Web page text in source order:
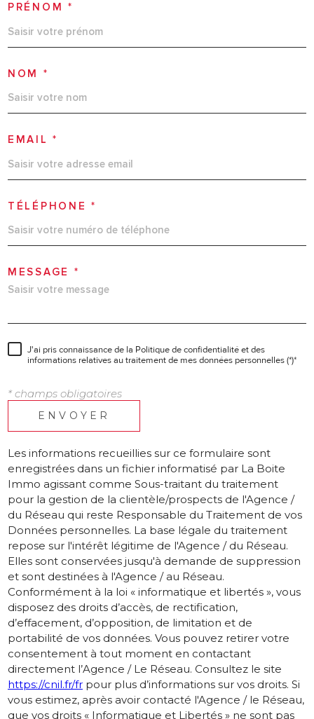
PRÉNOM *
NOM *
EMAIL *
TÉLÉPHONE *
MESSAGE *
J'ai pris connaissance de la Politique de confidentialité et des
informations relatives au traitement de mes données personnelles (*)*
* champs obligatoires
ENVOYER
Les informations recueillies sur ce formulaire sont
enregistrées dans un fichier informatisé par La Boite
Immo agissant comme Sous-traitant du traitement
pour la gestion de la clientèle/prospects de l'Agence /
du Réseau qui reste Responsable du Traitement de vos
Données personnelles. La base légale du traitement
repose sur l'intérêt légitime de l'Agence / du Réseau.
Elles sont conservées jusqu'à demande de suppression
et sont destinées à l'Agence / au Réseau.
Conformément à la loi « informatique et libertés », vous
disposez des droits d’accès, de rectification,
d’effacement, d’opposition, de limitation et de
portabilité de vos données. Vous pouvez retirer votre
consentement à tout moment en contactant
directement l’Agence / Le Réseau. Consultez le site
https://cnil.fr/fr pour plus d’informations sur vos droits. Si
vous estimez, après avoir contacté l'Agence / le Réseau,
que vos droits « Informatique et Libertés » ne sont pas